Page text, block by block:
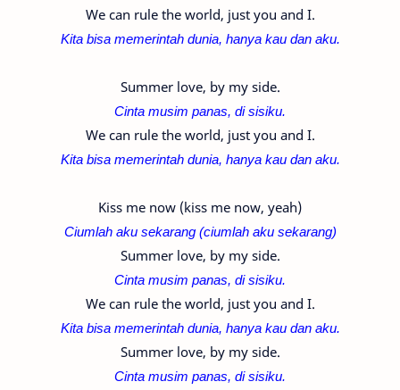
We can rule the world, just you and I.
Kita bisa memerintah dunia, hanya kau dan aku.
Summer love, by my side.
Cinta musim panas, di sisiku.
We can rule the world, just you and I.
Kita bisa memerintah dunia, hanya kau dan aku.
Kiss me now (kiss me now, yeah)
Ciumlah aku sekarang (ciumlah aku sekarang)
Summer love, by my side.
Cinta musim panas, di sisiku.
We can rule the world, just you and I.
Kita bisa memerintah dunia, hanya kau dan aku.
Summer love, by my side.
Cinta musim panas, di sisiku.